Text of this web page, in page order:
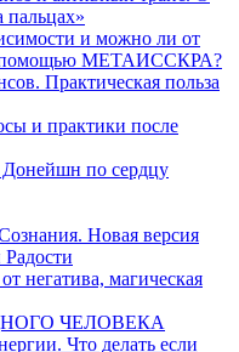
пальцах»
и можно ли от
помощью МЕТАИССКРА?
Практическая польза
и практики после
по сердцу
Новая версия
негатива, магическая
ЧЕЛОВЕКА
Что делать если